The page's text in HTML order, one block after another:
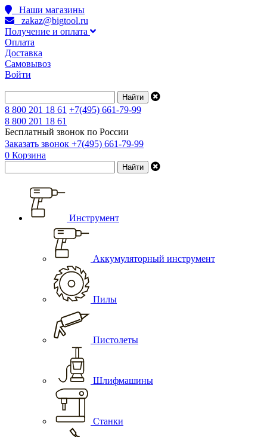
Наши магазины
zakaz@bigtool.ru
Получение и оплата
Оплата
Доставка
Самовывоз
Войти
8 800 201 18 61 +7(495) 661-79-99
8 800 201 18 61
Бесплатный звонок по России
Заказать звонок +7(495) 661-79-99
0 Корзина
Инструмент
Аккумуляторный инструмент
Пилы
Пистолеты
Шлифмашины
Станки